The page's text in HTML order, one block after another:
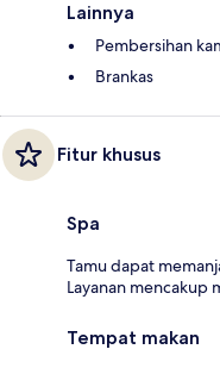
Lainnya
Pembersihan
Brankas
Fitur khusus
Spa
Tamu dapat
Layanan mencakup
Tempat makan